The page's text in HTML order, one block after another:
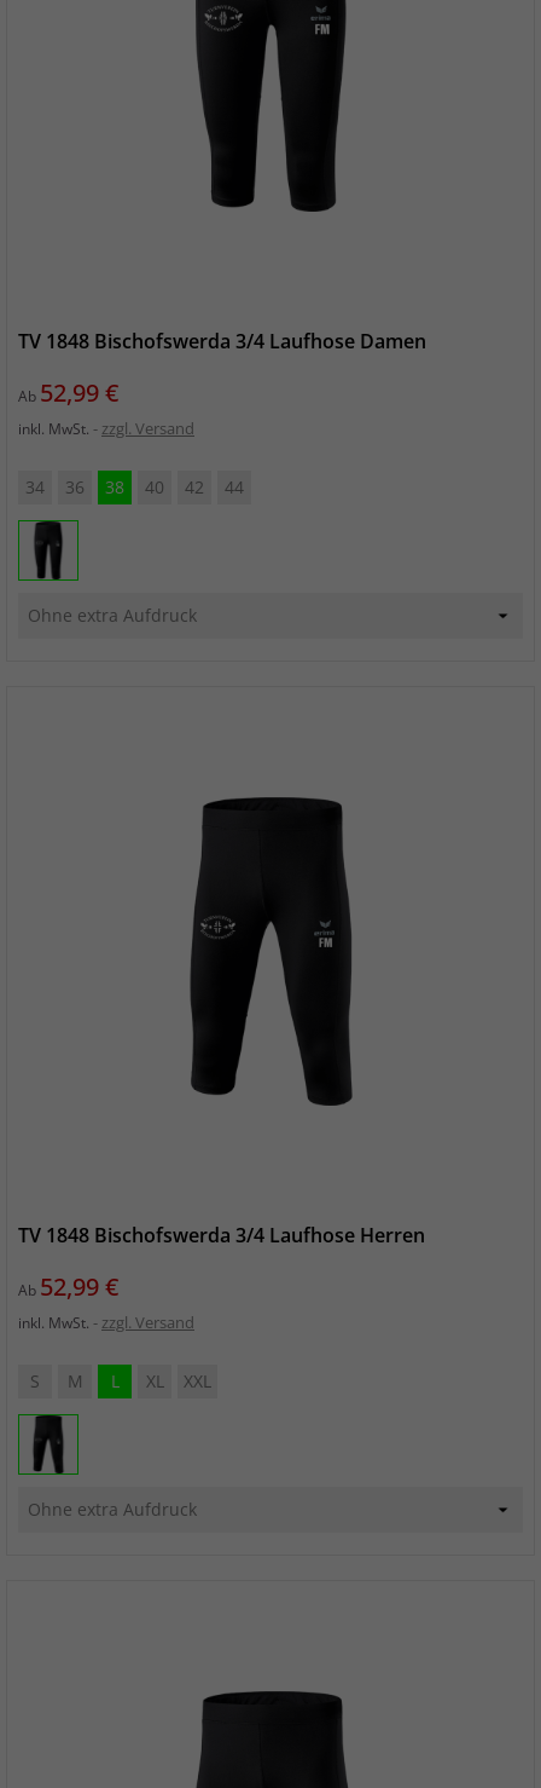
TV 1848 Bischofswerda 3/4 Laufhose Damen
Ab Preis
52,99 €
inkl. MwSt. zzgl. Versand
34 36 38 40 42 44
TV 1848 Bischofswerda 3/4 Laufhose Herren
Ab Preis
52,99 €
inkl. MwSt. zzgl. Versand
S M L XL XXL